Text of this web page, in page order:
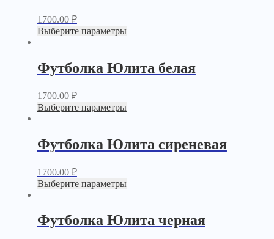
1700.00 ₽
Выберите параметры
Футболка Юлита белая
1700.00 ₽
Выберите параметры
Футболка Юлита сиреневая
1700.00 ₽
Выберите параметры
Футболка Юлита черная